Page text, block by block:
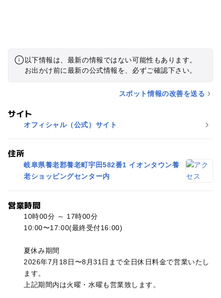
以下情報は、最新の情報ではない可能性もあります。
お出かけ前に最新の公式情報を、必ずご確認下さい。
スポット情報の改善を送る
サイト
オフィシャル（公式）サイト
住所
岐阜県養老郡養老町宇田582番1 イオンタウン養
老ショッピングセンター内
営業時間
10時00分 ～ 17時00分
10:00〜17:00(最終受付16:00)
夏休み期間
2026年7月18日〜8月31日まで全日休日料金で営業いたし
ます。
上記期間内は火曜・水曜も営業致します。